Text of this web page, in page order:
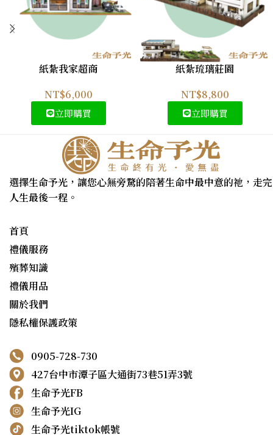
紙紮我家超商
NT$6,000
立即購買
紙紮琉璃莊園
NT$8,800
立即購買
選擇生命予光，讓您心無旁騖的陪著生命中最中意的祂，走完
人生最後一程。
首頁
禮儀服務
殯葬知識
禮儀用品
關於我們
隱私權保護政策
0905-728-730
427台中市潭子區大通街73巷51弄3號
生命予光FB
生命予光IG
生命予光tiktok帳號